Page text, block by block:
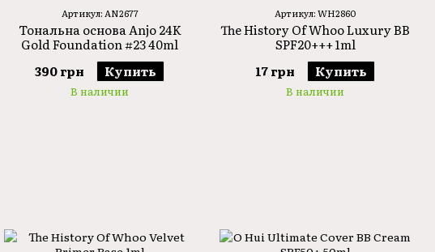
Артикул: AN2677
Тональна основа Anjo 24K
Gold Foundation #23 40ml
390 грн
Купить
В наличии
Артикул: WH2860
The History Of Whoo Luxury BB
SPF20+++ 1ml
17 грн
Купить
В наличии